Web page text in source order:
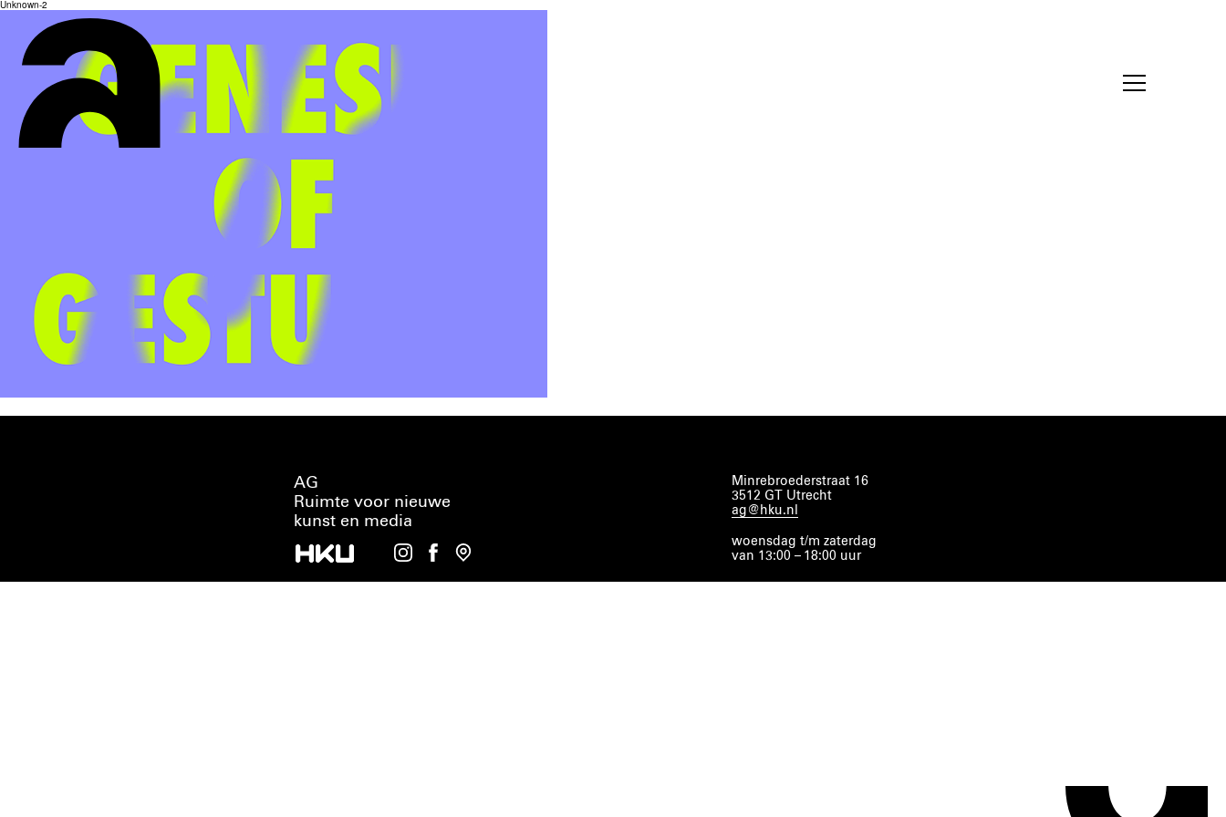
Unknown-2
AG
Ruimte voor nieuwe
kunst en media
Minrebroederstraat 16
3512 GT Utrecht
ag@hku.nl
woensdag t/m zaterdag
van 13:00 – 18:00 uur